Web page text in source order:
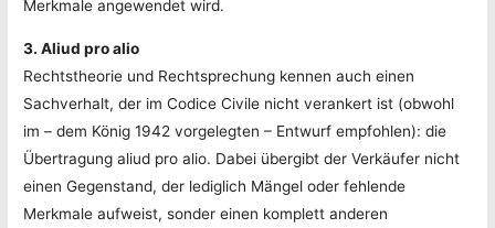
Merkmale angewendet wird.
3. Aliud pro alio
Rechtstheorie und Rechtsprechung kennen auch einen
Sachverhalt, der im Codice Civile nicht verankert ist (obwohl
im – dem König 1942 vorgelegten – Entwurf empfohlen): die
Übertragung aliud pro alio. Dabei übergibt der Verkäufer nicht
einen Gegenstand, der lediglich Mängel oder fehlende
Merkmale aufweist, sonder einen komplett anderen